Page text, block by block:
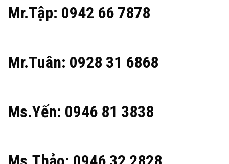
Mr.Tập: 0942 66 7878
Mr.Tuân: 0928 31 6868
Ms.Yến: 0946 81 3838